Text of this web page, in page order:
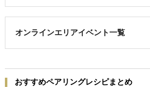
オンラインエリアイベント一覧
おすすめペアリングレシピまとめ